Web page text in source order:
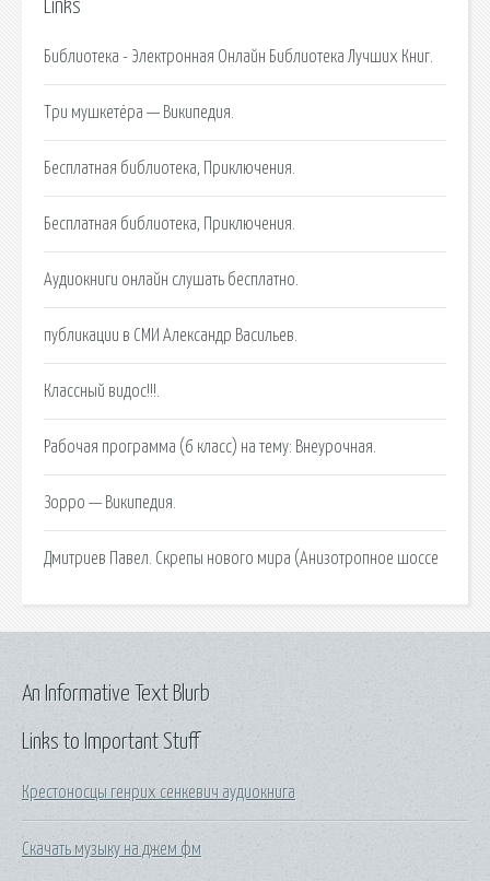
Links
Библиотека - Электронная Онлайн Библиотека Лучших Книг.
Три мушкетёра — Википедия.
Бесплатная библиотека, Приключения.
Бесплатная библиотека, Приключения.
Аудиокниги онлайн cлушать бесплатно.
публикации в СМИ Александр Васильев.
Классный видос!!!.
Рабочая программа (6 класс) на тему: Внеурочная.
Зорро — Википедия.
Дмитриев Павел. Скрепы нового мира (Анизотропное шоссе
Links to Important Stuff
Крестоносцы генрих сенкевич аудиокнига
Скачать музыку на джем фм
An Informative Text Blurb